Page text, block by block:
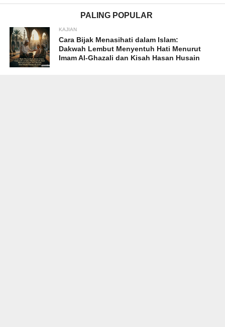
PALING POPULAR
KAJIAN
Cara Bijak Menasihati dalam Islam:
Dakwah Lembut Menyentuh Hati Menurut
Imam Al-Ghazali dan Kisah Hasan Husain